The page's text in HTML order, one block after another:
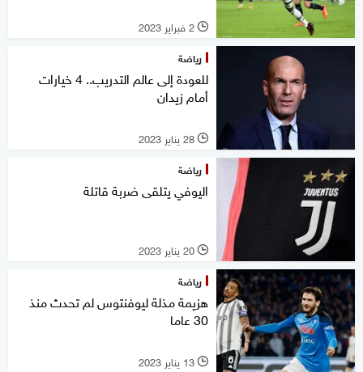
l 2 فبراير 2023
رياضة
للعودة إلى عالم التدريب.. 4 خيارات
أمام زيدان
l 28 يناير 2023
رياضة
اليوفي يتلقى ضربة قاتلة
l 20 يناير 2023
رياضة
هزيمة مذلة ليوفنتوس لم تحدث منذ
30 عاما
l 13 يناير 2023